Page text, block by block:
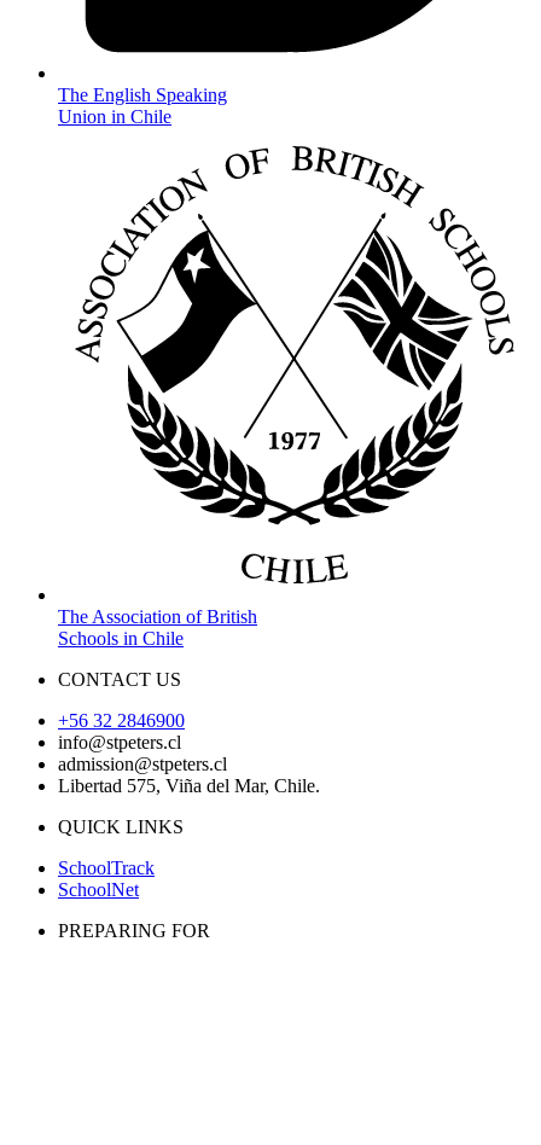
The English Speaking
Union in Chile
The Association of British
Schools in Chile
CONTACT US
+56 32 2846900
info@stpeters.cl
admission@stpeters.cl
Libertad 575, Viña del Mar, Chile.
QUICK LINKS
SchoolTrack
SchoolNet
PREPARING FOR